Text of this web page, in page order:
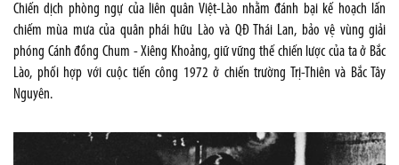
Chiến dịch phòng ngự của liên quân Việt-Lào nhằm đánh bại kế hoạch lấn
chiếm mùa mưa của quân phái hữu Lào và QĐ Thái Lan, bảo vệ vùng giải
phóng Cánh đồng Chum - Xiêng Khoảng, giữ vững thế chiến lược của ta ở Bắc
Lào, phối hợp với cuộc tiến công 1972 ở chiến trường Trị-Thiên và Bắc Tây
Nguyên.